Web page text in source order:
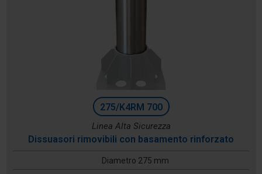
275/K4RM 700
Linea Alta Sicurezza
Dissuasori rimovibili con basamento rinforzato
Diametro 275 mm